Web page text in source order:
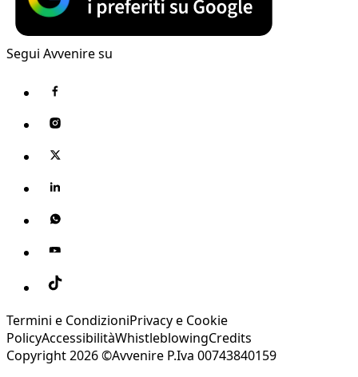
Segui Avvenire su
Termini e CondizioniPrivacy e Cookie
PolicyAccessibilitàWhistleblowingCredits
Copyright 2026 ©Avvenire P.Iva 00743840159